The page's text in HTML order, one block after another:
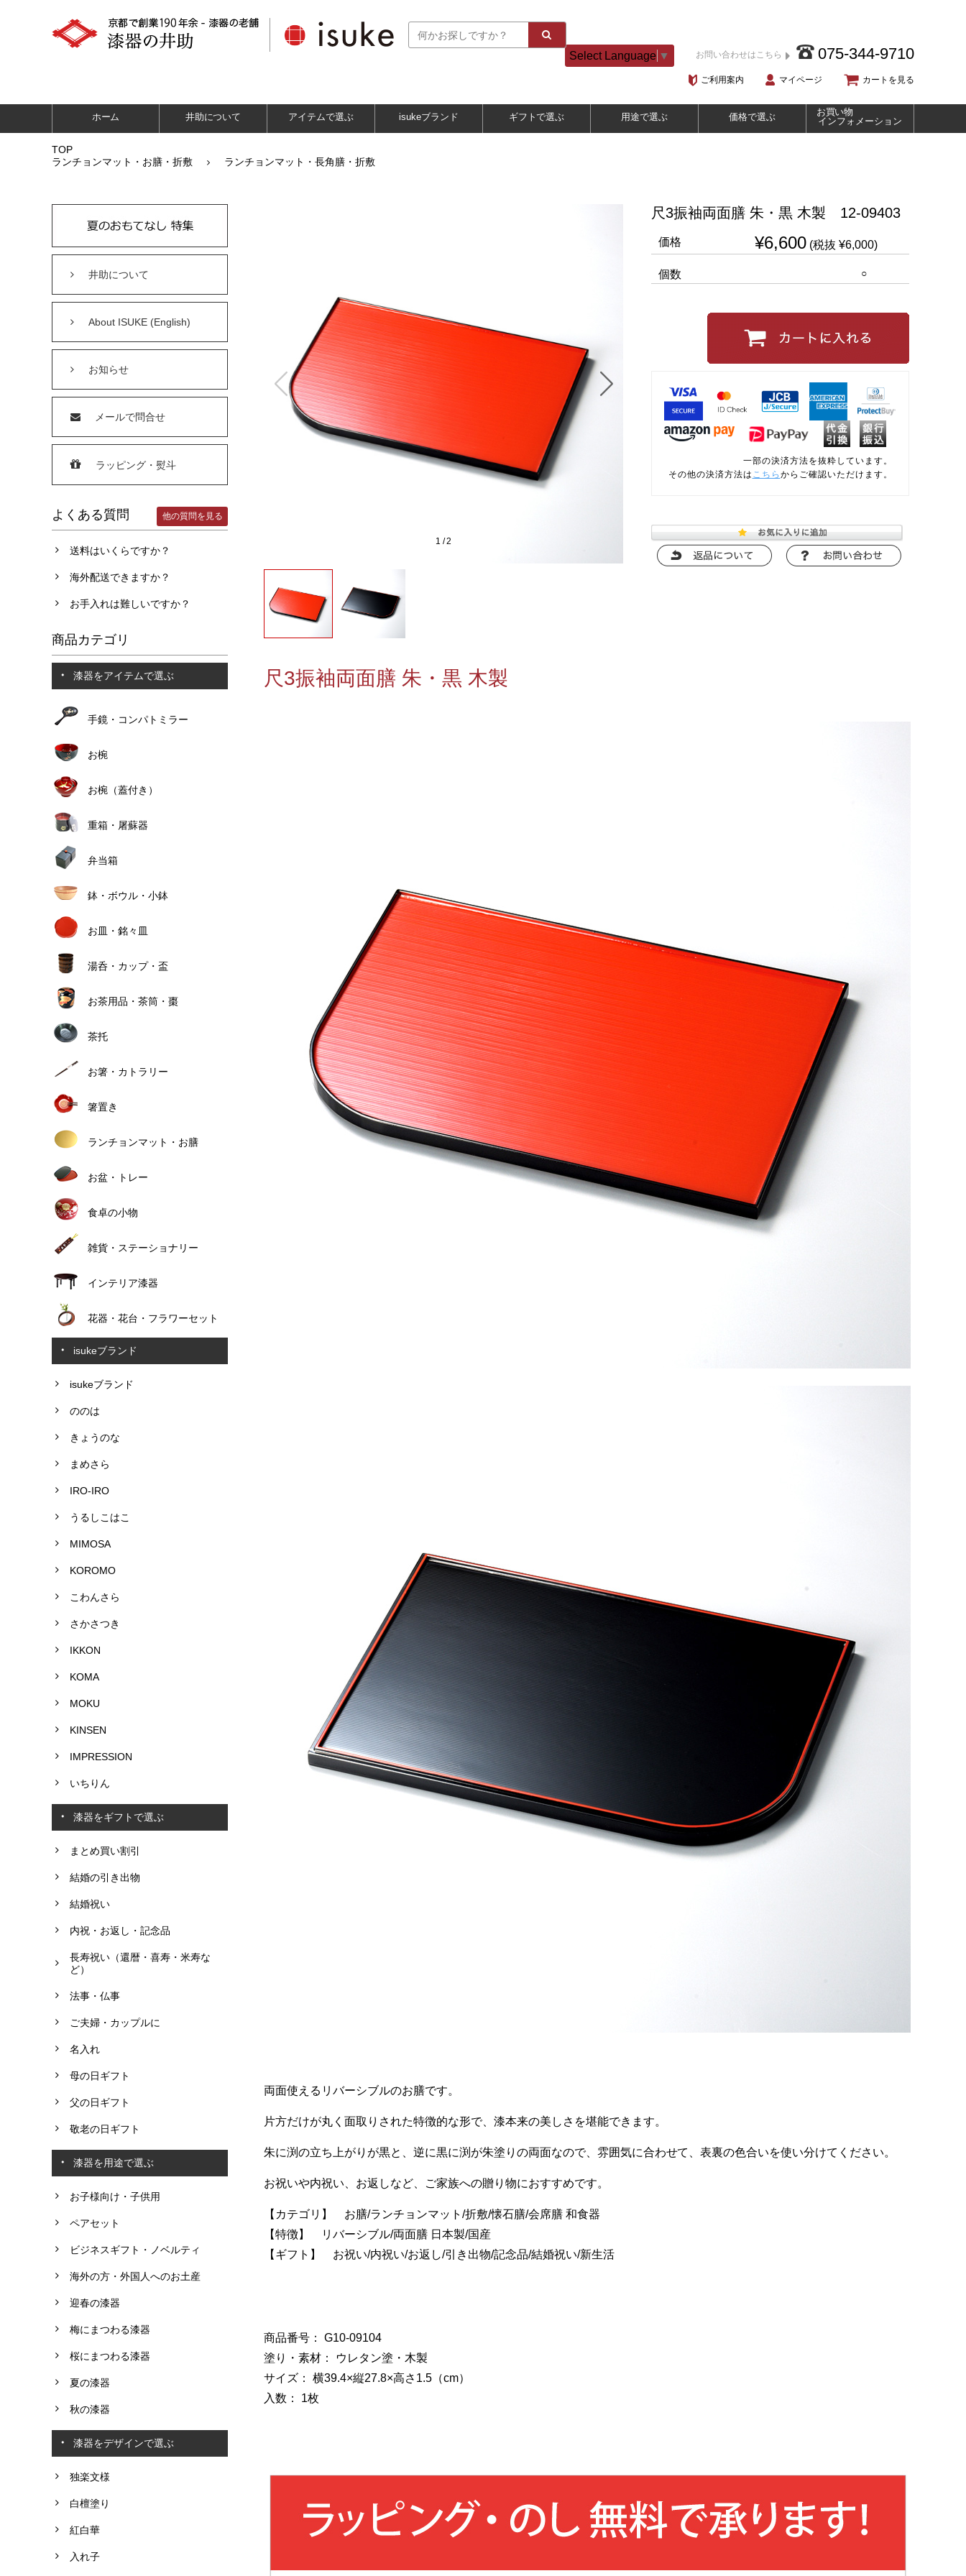
Select Language ▼ お問い合わせはこちら 075-344-9710
ご利用案内 マイページ カートを見る
ホーム 井助について アイテムで選ぶ isukeブランド ギフトで選ぶ 用途で選ぶ 価格で選ぶ
お買い物
インフォメーション
TOP
ランチョンマット・お膳・折敷
ランチョンマット・長角膳・折敷
井助について
About ISUKE (English)
お知らせ
メールで問合せ
ラッピング・熨斗
よくある質問 他の質問を見る
送料はいくらですか？
海外配送できますか？
お手入れは難しいですか？
商品カテゴリ
漆器をアイテムで選ぶ
手鏡・コンパトミラー
お椀
お椀（蓋付き）
重箱・屠蘇器
弁当箱
鉢・ボウル・小鉢
お皿・銘々皿
湯呑・カップ・盃
お茶用品・茶筒・棗
茶托
お箸・カトラリー
箸置き
ランチョンマット・お膳
お盆・トレー
食卓の小物
雑貨・ステーショナリー
インテリア漆器
花器・花台・フラワーセット
isukeブランド
isukeブランド
ののは
きょうのな
まめさら
IRO-IRO
うるしこはこ
MIMOSA
KOROMO
こわんさら
さかさつき
IKKON
KOMA
MOKU
KINSEN
IMPRESSION
いちりん
漆器をギフトで選ぶ
まとめ買い割引
結婚の引き出物
結婚祝い
内祝・お返し・記念品
長寿祝い（還暦・喜寿・米寿な
ど）
法事・仏事
ご夫婦・カップルに
名入れ
母の日ギフト
父の日ギフト
敬老の日ギフト
漆器を用途で選ぶ
お子様向け・子供用
ペアセット
ビジネスギフト・ノベルティ
海外の方・外国人へのお土産
迎春の漆器
梅にまつわる漆器
桜にまつわる漆器
夏の漆器
秋の漆器
漆器をデザインで選ぶ
独楽文様
白檀塗り
紅白華
入れ子
1 /2
尺3振袖両面膳 朱・黒 木製 12-09403
価格 ¥6,600 (税抜 ¥6,000)
個数 ○
一部の決済方法を抜粋しています。
その他の決済方法は こちら からご確認いただけます。
尺3振袖両面膳 朱・黒 木製
両面使えるリバーシブルのお膳です。
片方だけが丸く面取りされた特徴的な形で、漆本来の美しさを堪能できます。
朱に渕の立ち上がりが黒と、逆に黒に渕が朱塗りの両面なので、雰囲気に合わせて、表裏の色合いを使い分けてください。
お祝いや内祝い、お返しなど、ご家族への贈り物におすすめです。
【カテゴリ】 お膳/ランチョンマット/折敷/懐石膳/会席膳 和食器
【特徴】 リバーシブル/両面膳 日本製/国産
【ギフト】 お祝い/内祝い/お返し/引き出物/記念品/結婚祝い/新生活
商品番号： G10-09104
塗り・素材： ウレタン塗・木製
サイズ： 横39.4×縦27.8×高さ1.5（cm）
入数： 1枚